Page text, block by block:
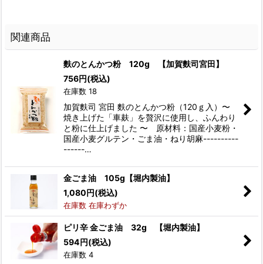
関連商品
麩のとんかつ粉 120g 【加賀麩司宮田】
756円(税込)
在庫数 18
加賀麩司 宮田 麩のとんかつ粉（120ｇ入）〜
焼き上げた「車麸」を贅沢に使用し、ふんわり
と粉に仕上げました 〜 原材料：国産小麦粉・
国産小麦グルテン・ごま油・ねり胡麻----------
------…
金ごま油 105g【堀内製油】
1,080円(税込)
在庫数 在庫わずか
ピリ辛 金ごま油 32g 【堀内製油】
594円(税込)
在庫数 4